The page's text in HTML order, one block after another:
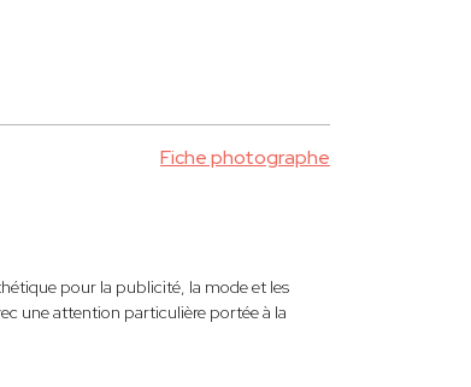
Fiche photographe
pour la publicité, la mode et les
une attention particulière portée à la